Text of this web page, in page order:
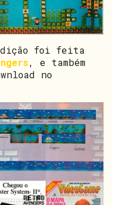
foi feita
, e também
no